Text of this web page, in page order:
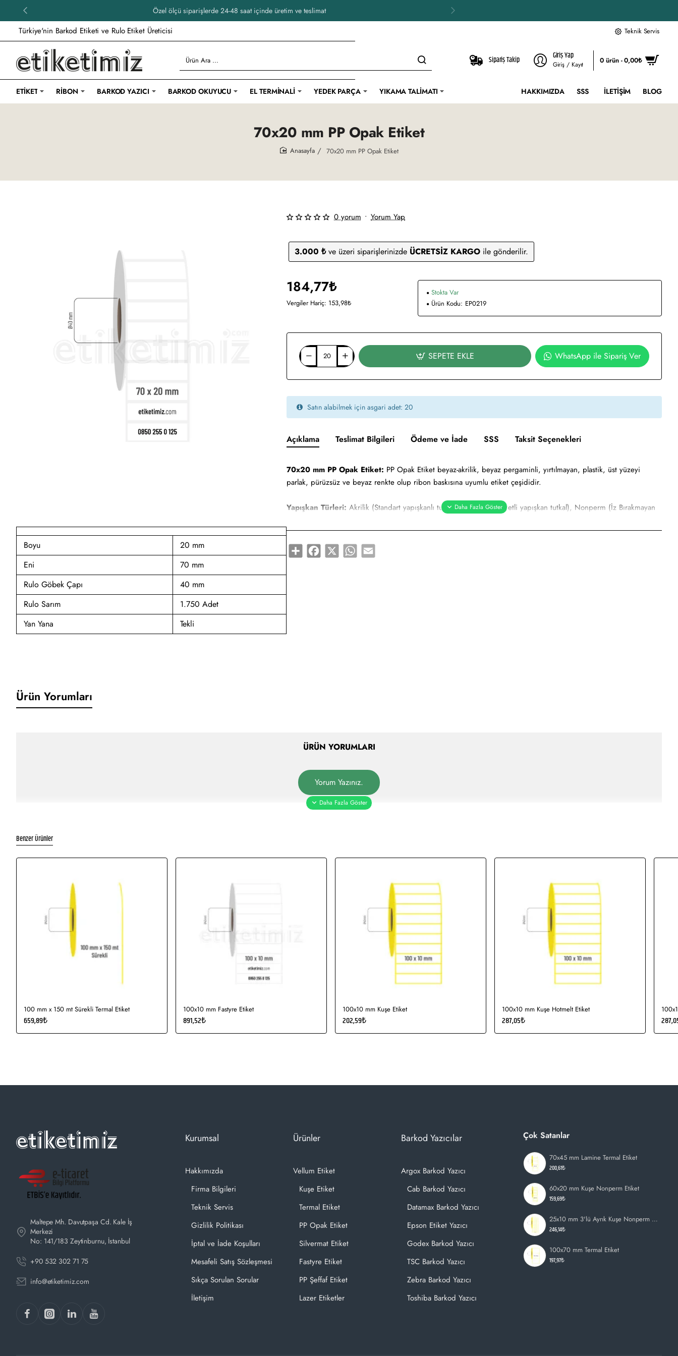
Özel ölçü siparişlerde 24-48 saat içinde üretim ve teslimat
Türkiye'nin Barkod Etiketi ve Rulo Etiket Üreticisi Teknik Servis
Ürün
Ara
...
Sipariş Takip Giriş Yap
Giriş / Kayıt 0 ürün - 0,00₺
ETIKET RIBON BARKOD YAZICI BARKOD OKUYUCU EL TERMINALI YEDEK PARÇA YIKAMA TALIMATI HAKKIMIZDA SSS İLETIŞIM BLOG
70x20 mm PP Opak Etiket
70x20 mm PP Opak Etiket
Boyu
20 mm
Eni
70 mm
Rulo Göbek Çapı
40 mm
Rulo Sarım
1.750 Adet
Yan Yana
Tekli
3.000 ₺ve üzeri siparişlerinizde ÜCRETSİZ KARGOile gönderilir.
0 yorum • Yorum Yap
184,77₺
Vergiler Hariç: 153,98₺
Stokta Var
Ürün Kodu: EP0219
SEPETE EKLE WhatsApp ile Sipariş Ver
Satın alabilmek için asgari adet: 20
Açıklama Teslimat Bilgileri Ödeme ve İade SSS Taksit Seçenekleri
70x20 mm PP Opak Etiket: PP Opak Etiket beyaz-akrilik, beyaz pergaminli, yırtılmayan, plastik, üst yüzeyi
parlak, pürüzsüz ve beyaz renkte olup ribon baskısına uyumlu etiket çeşididir.
Yapışkan Türleri: Akrilik (Standart yapışkanlı tutkal), Holtmelt (Kuvvetli yapışkan tutkal), Nonperm (İz Bırakmayan
Kullanım Alanları:Teknik makine ürün etiketi, demirbaş etiketi, elektronik ürün etiketi, ürün etiketi. Yüksek ve
düşük sıcaklıklarda muhafaza edilmeye uygundur. Gıda etiketi vb. amaçlar için sayısız sektör tarafından kullanımı
Share Facebook
X WhatsApp
Email
Ürün Yorumları
ÜRÜN YORUMLARI
Yorum Yazınız.
Benzer Ürünler
100 mm x 150 mt Sürekli Termal Etiket
659,89₺
100x10 mm Fastyre Etiket
891,52₺
100x10 mm Kuşe Etiket
202,59₺
100x10 mm Kuşe Hotmelt Etiket
287,05₺
Maltepe Mh. Davutpaşa Cd. Kale İş
Merkezi
No: 141/183 Zeytinburnu, İstanbul
+90 532 302 71 75
info@etiketimiz.com
Kurumsal
Hakkımızda
Firma Bilgileri
Teknik Servis
Gizlilik Politikası
İptal ve İade Koşulları
Mesafeli Satış Sözleşmesi
Sıkça Sorulan Sorular
İletişim
Ürünler
Vellum Etiket
Kuşe Etiket
Termal Etiket
PP Opak Etiket
Silvermat Etiket
Fastyre Etiket
PP Şeffaf Etiket
Lazer Etiketler
Barkod Yazıcılar
Argox Barkod Yazıcı
Cab Barkod Yazıcı
Datamax Barkod Yazıcı
Epson Etiket Yazıcı
Godex Barkod Yazıcı
TSC Barkod Yazıcı
Zebra Barkod Yazıcı
Toshiba Barkod Yazıcı
Çok Satanlar
70x45 mm Lamine Termal Etiket
200,61₺
60x20 mm Kuşe Nonperm Etiket
159,69₺
25x10 mm 3'lü Ayrık Kuşe Nonperm Etiket
246,14₺
100x70 mm Termal Etiket
197,97₺